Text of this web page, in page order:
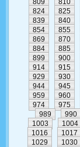
809
810
824
825
839
840
854
855
869
870
884
885
899
900
914
915
929
930
944
945
959
960
974
975
989
990
1003
1004
1016
1017
1029
1030